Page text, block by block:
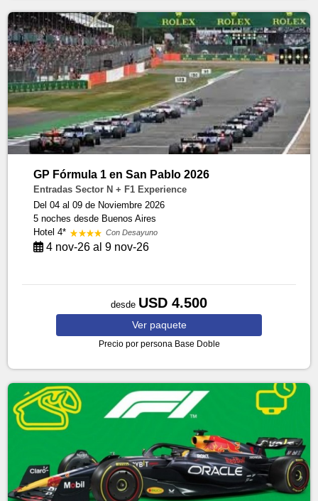
GP Fórmula 1 en San Pablo 2026
Entradas Sector N + F1 Experience
Del 04 al 09 de Noviembre 2026
5 nochesdesde Buenos Aires
Hotel 4*
Con Desayuno
4 nov-26 al 9 nov-26
desde USD 4.500
Ver paquete
Precio por persona Base Doble